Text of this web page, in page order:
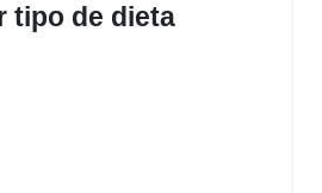
tipo de dieta